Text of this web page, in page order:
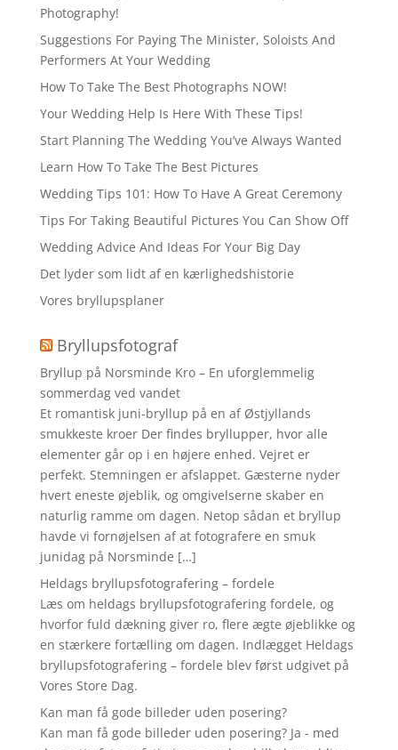
Photography!
Suggestions For Paying The Minister, Soloists And
Performers At Your Wedding
How To Take The Best Photographs NOW!
Your Wedding Help Is Here With These Tips!
Start Planning The Wedding You’ve Always Wanted
Learn How To Take The Best Pictures
Wedding Tips 101: How To Have A Great Ceremony
Tips For Taking Beautiful Pictures You Can Show Off
Wedding Advice And Ideas For Your Big Day
Det lyder som lidt af en kærlighedshistorie
Vores bryllupsplaner
Bryllupsfotograf
Bryllup på Norsminde Kro – En uforglemmelig
sommerdag ved vandet
Et romantisk juni-bryllup på en af Østjyllands
smukkeste kroer Der findes bryllupper, hvor alle
elementer går op i en højere enhed. Vejret er
perfekt. Stemningen er afslappet. Gæsterne nyder
hvert eneste øjeblik, og omgivelserne skaber en
naturlig ramme om dagen. Netop sådan et bryllup
havde vi fornøjelsen af at fotografere en smuk
junidag på Norsminde […]
Heldags bryllupsfotografering – fordele
Læs om heldags bryllupsfotografering fordele, og
hvorfor fuld dækning giver ro, flere ægte øjeblikke og
en stærkere fortælling om dagen. Indlægget Heldags
bryllupsfotografering – fordele blev først udgivet på
Vores Store Dag.
Kan man få gode billeder uden posering?
Kan man få gode billeder uden posering? Ja - med